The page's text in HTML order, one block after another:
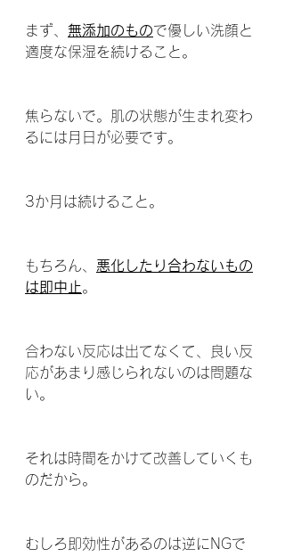
まず、 無添加のもので優しい洗顔と
適度な保湿を続けること。
焦らないで。肌の状態が生まれ変わ
るには月日が必要です。
3か月は続けること。
もちろん、 悪化したり合わないもの
は即中止。
合わない反応は出てなくて、良い反
応があまり感じられないのは問題な
い。
それは時間をかけて改善していくも
のだから。
むしろ即効性があるのは逆にNGで